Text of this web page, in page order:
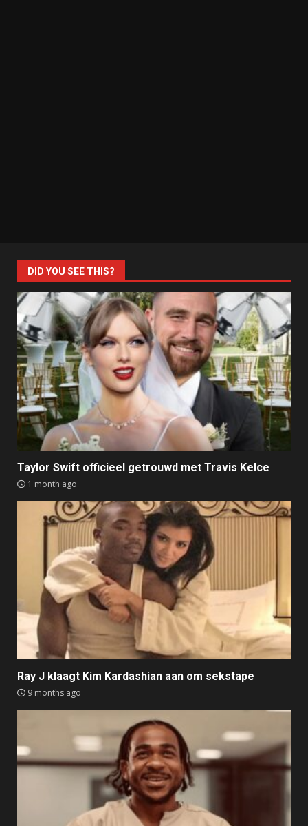
DID YOU SEE THIS?
Taylor Swift officieel getrouwd met Travis Kelce
1 month ago
Ray J klaagt Kim Kardashian aan om sekstape
9 months ago